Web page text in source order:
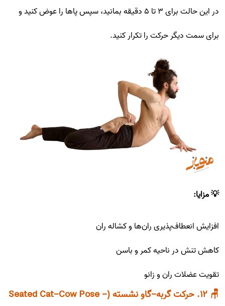
در این حالت برای ۳ تا ۵ دقیقه بمانید، سپس پاها را عوض کنید و
برای سمت دیگر حرکت را تکرار کنید.
💡 مزایا:
افزایش انعطاف‌پذیری ران‌ها و کشاله ران
کاهش تنش در ناحیه کمر و باسن
تقویت عضلات ران و زانو
🪑 ۱۲. حرکت گربه-گاو نشسته (Seated Cat-Cow Pose -